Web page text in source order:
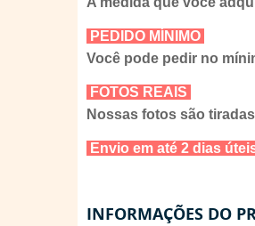
PEDIDO MÍNIMO
Você pode pedir no
FOTOS REAIS
Nossas fotos são
Envio em até 2 dias
INFORMAÇÕES DO